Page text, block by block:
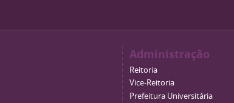
Administração
Reitoria
Vice-Reitoria
Prefeitura Universitária